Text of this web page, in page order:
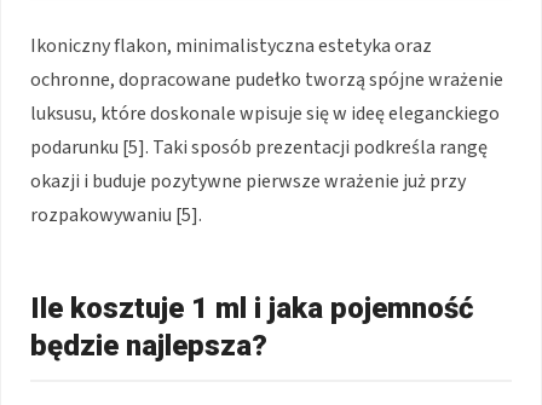
Ikoniczny flakon, minimalistyczna estetyka oraz
ochronne, dopracowane pudełko tworzą spójne wrażenie
luksusu, które doskonale wpisuje się w ideę eleganckiego
podarunku [5]. Taki sposób prezentacji podkreśla rangę
okazji i buduje pozytywne pierwsze wrażenie już przy
rozpakowywaniu [5].
Ile kosztuje 1 ml i jaka pojemność
będzie najlepsza?